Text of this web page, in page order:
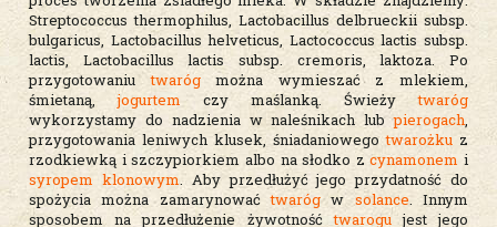
Streptococcus thermophilus, Lactobacillus delbrueckii subsp.
bulgaricus, Lactobacillus helveticus, Lactococcus lactis subsp.
lactis, Lactobacillus lactis subsp. cremoris, laktoza. Po
przygotowaniutwarógmożna wymieszać z mlekiem,
śmietaną,jogurtem czy maślanką. Świeży twaróg
wykorzystamy do nadzienia w naleśnikach lubpierogach,
przygotowania leniwych klusek, śniadaniowegotwarożku z
rzodkiewką i szczypiorkiem albo na słodko zcynamonem i
syropem klonowym. Aby przedłużyć jego przydatność do
spożycia można zamarynowaćtwarógw solance. Innym
sposobem na przedłużenie żywotnośćtwarogujest jego